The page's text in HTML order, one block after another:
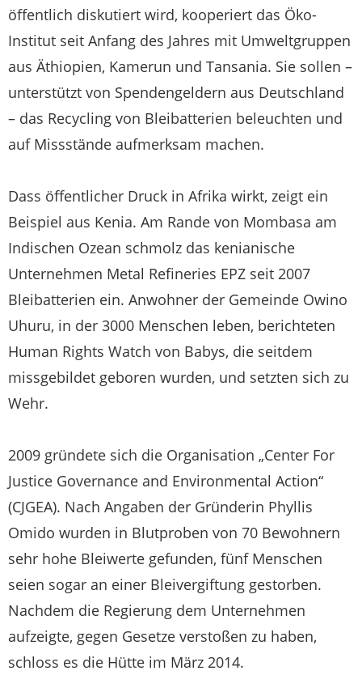
öffentlich diskutiert wird, kooperiert das Öko-
Institut seit Anfang des Jahres mit Umweltgruppen
aus Äthiopien, Kamerun und Tansania. Sie sollen –
unterstützt von Spendengeldern aus Deutschland
– das Recycling von Bleibatterien beleuchten und
auf Missstände aufmerksam machen.
Dass öffentlicher Druck in Afrika wirkt, zeigt ein
Beispiel aus Kenia. Am Rande von Mombasa am
Indischen Ozean schmolz das kenianische
Unternehmen Metal Refineries EPZ seit 2007
Bleibatterien ein. Anwohner der Gemeinde Owino
Uhuru, in der 3000 Menschen leben, berichteten
Human Rights Watch von Babys, die seitdem
missgebildet geboren wurden, und setzten sich zu
Wehr.
2009 gründete sich die Organisation „Center For
Justice Governance and Environmental Action“
(CJGEA). Nach Angaben der Gründerin Phyllis
Omido wurden in Blutproben von 70 Bewohnern
sehr hohe Bleiwerte gefunden, fünf Menschen
seien sogar an einer Bleivergiftung gestorben.
Nachdem die Regierung dem Unternehmen
aufzeigte, gegen Gesetze verstoßen zu haben,
schloss es die Hütte im März 2014.